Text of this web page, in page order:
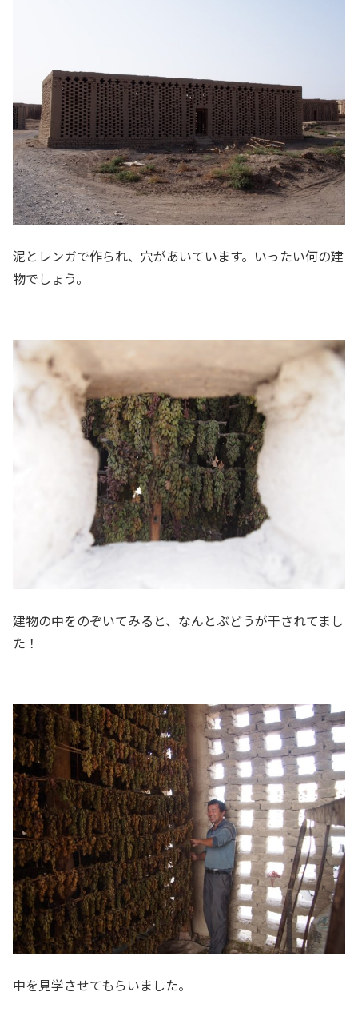
泥とレンガで作られ、穴があいています。いったい何の建
物でしょう。
建物の中をのぞいてみると、なんとぶどうが干されてまし
た！
中を見学させてもらいました。